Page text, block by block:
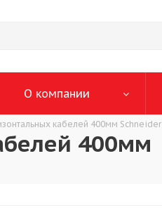
О компании
кабелей 400мм
400мм